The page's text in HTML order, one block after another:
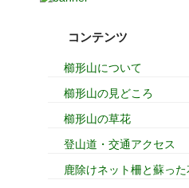
コンテンツ
櫛形山について
櫛形山の見どころ
櫛形山の草花
登山道・交通アクセス
鹿除けネット柵と蘇った